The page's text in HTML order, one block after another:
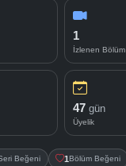
1
İzlenen Bölüm
47 gün
Üyelik
Beğeni 1Bölüm Beğeni